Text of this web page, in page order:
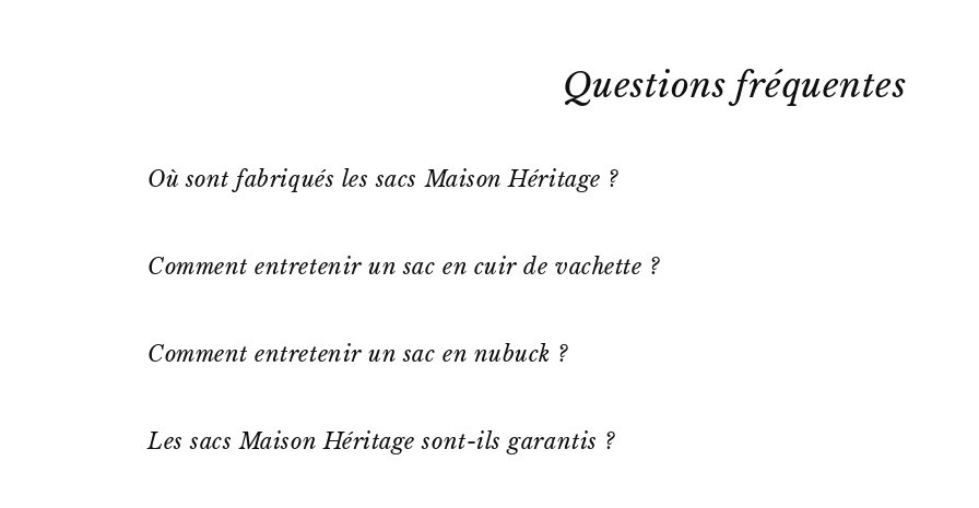
Questions fréquentes
Où sont fabriqués les sacs Maison Héritage ?
Comment entretenir un sac en cuir de vachette ?
Comment entretenir un sac en nubuck ?
Les sacs Maison Héritage sont-ils garantis ?